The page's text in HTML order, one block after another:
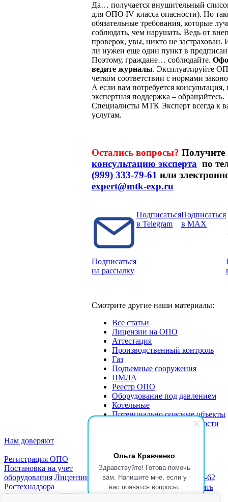
Ольга Кравченко
Здравствуйте! Готова помочь
вам. Напишите мне, если у
вас появятся вопросы.
Да… получается внушительный
для ОПО IV класса опасности). Но
обязательные требования, которые
соблюдать, чем нарушать. Ведь от
проверок, увы, никто не застрахован.
ли нужен еще один пункт в
Поэтому, граждане… соблюдайте.
ведите журналы. Эксплуатируйте
четком соответствии с нормами
А если вам потребуется
экспертная поддержка – обращайтесь.
Специалисты МТК Эксперт всегда к
услугам.
Остались вопросы? Получите
консультацию эксперта по
(999) 333-79-61 или
expert@mtk-exp.ru
Подписаться
на рассылку
Подписаться
в Telegram
Подписаться
в MAX
Смотрите другие наши материалы:
Все статьи
Лицензии на ОПО
Аттестация
Производственный контроль
Газ
Подъемные сооружения
ПМЛА
Реестр ОПО
Оборудование под давлением
Котельные
Потенциально опасные объекты
Экспертиза промбезопасности
Нам доверяют
Регистрация ОПО
Постановка на учет
оборудования Лицензии
Ростехнадзора
Документы для ОПО
Новости Статьи
Скачать
+7 (999) 333-79-62
★★★★★
Читать
отзывы в Яндекс